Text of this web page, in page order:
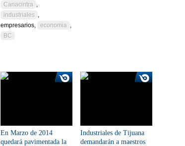
Canacintra ,
industriales ,
empresarios,
economia ,
BC
En Marzo de 2014
quedará pavimentada la
Industriales de Tijuana
demandarán a maestros